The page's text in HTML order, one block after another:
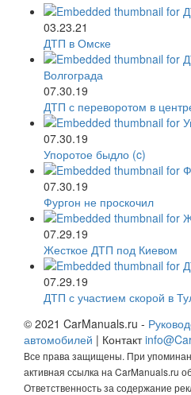
03.23.21
ДТП в Омске
07.30.19
ДТП с переворотом в
07.30.19
Упоротое быдло (c)
07.30.19
Фургон не проскочил
07.29.19
Жесткое ДТП под Киевом
07.29.19
ДТП с участием скорой в
© 2021 CarManuals.ru -
автомобилей | Контакт
Все права защищены. При
активная ссылка на CarManuals.ru
Ответственность за содержание